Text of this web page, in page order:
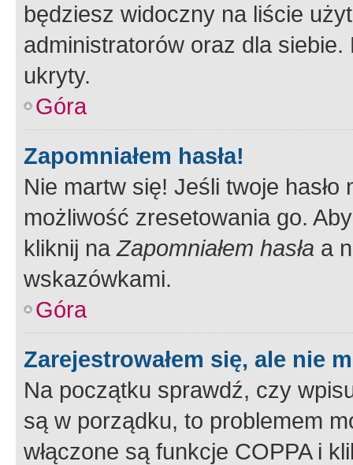
będziesz widoczny na liście
administratorów oraz dla
ukryty.
Góra
Zapomniałem hasła!
Nie martw się! Jeśli twoje
możliwość zresetowania go.
kliknij naZapomniałem hasła a
wskazówkami.
Góra
Zarejestrowałem się, ale nie
Na początku sprawdź, czy
są w porządku, to problemem
włączone są funkcje COPPA i